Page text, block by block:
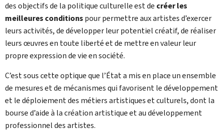
des objectifs de la politique culturelle est de créer les
meilleures conditionspour permettre aux artistes d’exercer
leurs activités, de développer leur potentiel créatif, de réaliser
leurs œuvres en toute liberté et de mettre en valeur leur
propre expression de vie en société.
C’est sous cette optique que l’État a mis en place un ensemble
de mesures et de mécanismes qui favorisent le développement
et le déploiement des métiers artistiques et culturels, dont la
bourse d’aide à la création artistique et au développement
professionnel des artistes.